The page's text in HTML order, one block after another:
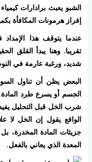
الشبو يعبث برادارات
إفراز هرمونات المكافأة
عندما يتوقف هذا
تقريبا. وهنا يبدأ القلق
شديد، ورغبة عارمة في
البعض يظن أن تناول
الجسم أو يسرع طرد
شرب الخل قبل التحليل
الواقع يقول إن الخل لا
جزيئات المادة
المعدة الذي يعاني بالفعل.